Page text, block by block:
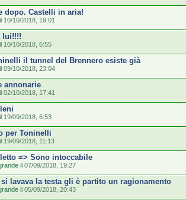
dopo. Castelli in aria!
il 10/10/2018, 19:01
lui!!!!
il 10/10/2018, 6:55
il tunnel del Brennero esiste già
il 09/10/2018, 23:04
annonarie
il 02/10/2018, 17:41
il 19/09/2018, 6:53
per Toninelli
il 19/09/2018, 11:13
=> Sono intoccabile
il 07/09/2018, 19:27
si lavava la testa gli è partito un ragionamento
il 05/09/2018, 20:43